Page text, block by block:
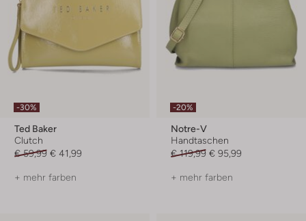
-30%
Ted Baker
Clutch
€ 59,99 € 41,99
+ mehr farben
-20%
Notre-V
Handtaschen
€ 119,99 € 95,99
+ mehr farben